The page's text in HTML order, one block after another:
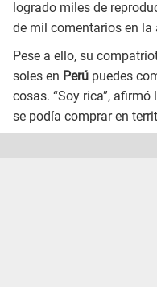
logrado miles de
de mil comentarios en la
Pese a ello, su
soles en Perú puedes
cosas. “Soy rica”,
se podía comprar en